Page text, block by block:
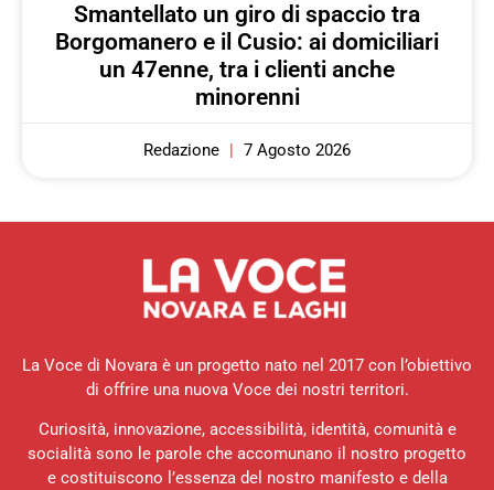
Smantellato un giro di spaccio tra
Borgomanero e il Cusio: ai domiciliari
un 47enne, tra i clienti anche
minorenni
Redazione 7 Agosto 2026
La Voce di Novara è un progetto nato nel 2017 con l’obiettivo
di offrire una nuova Voce dei nostri territori.
Curiosità, innovazione, accessibilità, identità, comunità e
socialità sono le parole che accomunano il nostro progetto
e costituiscono l’essenza del nostro manifesto e della